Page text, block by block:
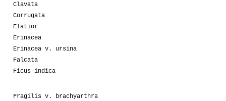
Clavata
Corrugata
Elatior
Erinacea
Erinacea v. ursina
Falcata
Ficus-indica
Fragilis v. brachyarthra